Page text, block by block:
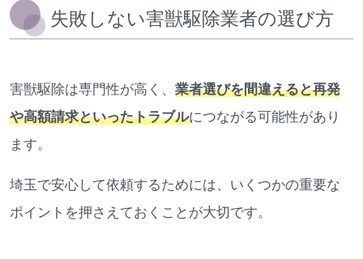
失敗しない害獣駆除業者の選び方
害獣駆除は専門性が高く、 業者選びを間違えると再発
や高額請求といったトラブルにつながる可能性があり
ます。
埼玉で安心して依頼するためには、いくつかの重要な
ポイントを押さえておくことが大切です。